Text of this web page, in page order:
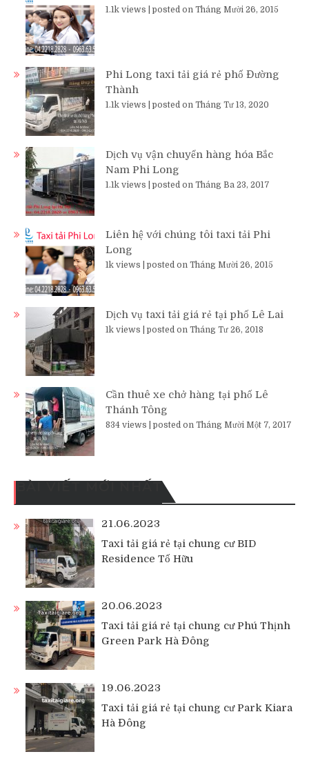
1.1k views posted on Tháng Mười 26, 2015
Phi Long taxi tải giá rẻ phố Đường
Thành
1.1k views posted on Tháng Tư 13, 2020
Dịch vụ vận chuyển hàng hóa Bắc
Nam Phi Long
1.1k views posted on Tháng Ba 23, 2017
Liên hệ với chúng tôi taxi tải Phi
Long
1k views posted on Tháng Mười 26, 2015
Dịch vụ taxi tải giá rẻ tại phố Lê Lai
1k views posted on Tháng Tư 26, 2018
Cần thuê xe chở hàng tại phố Lê
Thánh Tông
834 views posted on Tháng Mười Một 7, 2017
BÀI VIẾT MỚI NHẤT
21.06.2023
Taxi tải giá rẻ tại chung cư BID
Residence Tố Hữu
20.06.2023
Taxi tải giá rẻ tại chung cư Phú Thịnh
Green Park Hà Đông
19.06.2023
Taxi tải giá rẻ tại chung cư Park Kiara
Hà Đông